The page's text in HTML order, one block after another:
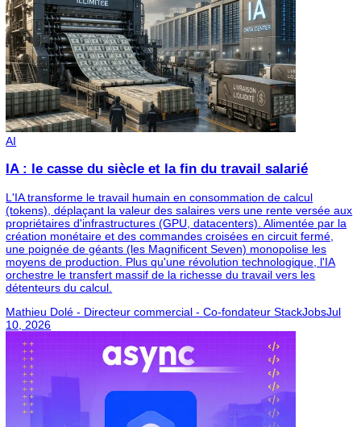
progressent, mais restent un chantier majeur. Les
concernent pas seulement la représentation des
mais aussi :
l’équité salariale
la diversité sociale
l’ouverture à des parcours multiples
👉 Pour les DRH, ESN, startups et grandes
D&I n’est plus une option morale ou marketing : c’est un
La tech française de demain sera aussi jugée sur sa
à devenir plus représentative de la société qu’elle
transforme.
More Articles